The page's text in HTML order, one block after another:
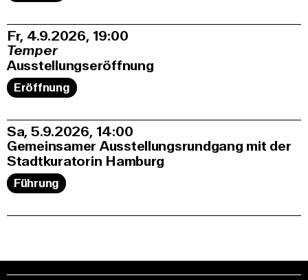
Fr, 4.9.2026 19:00
Temper
Ausstellungseröffnung
Eröffnung
Sa, 5.9.2026 14:00
Gemeinsamer Ausstellungsrundgang mit der
Stadtkuratorin Hamburg
Führung